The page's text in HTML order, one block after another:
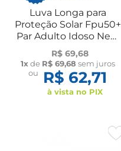
Luva Longa para
Proteção Solar Fpu50+
Par Adulto Idoso New
Form
R$ 69,68
1xde R$ 69,68 sem juros
ou
R$ 62,71
à vista no PIX